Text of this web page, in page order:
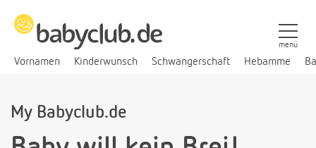
Vornamen Kinderwunsch Schwangerschaft Hebamme
menü
My Babyclub.de